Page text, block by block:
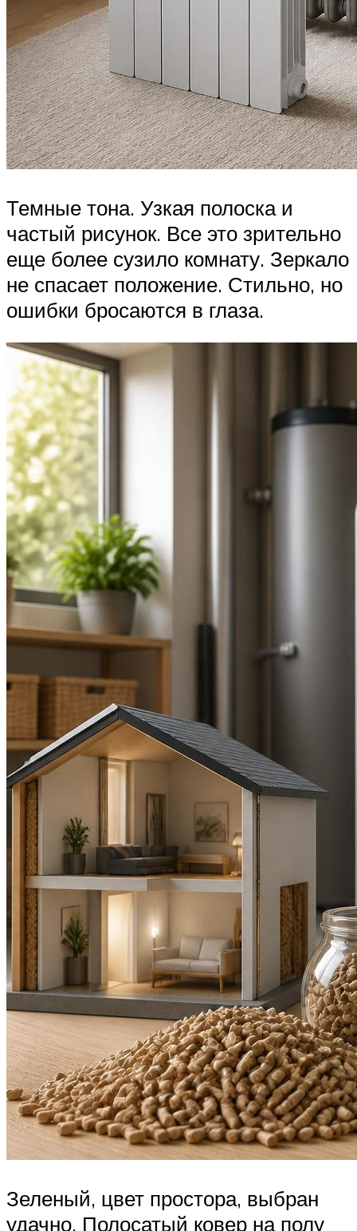
Темные тона. Узкая полоска и
частый рисунок. Все это зрительно
еще более сузило комнату. Зеркало
не спасает положение. Стильно, но
ошибки бросаются в глаза.
Зеленый, цвет простора, выбран
удачно. Полосатый ковер на полу